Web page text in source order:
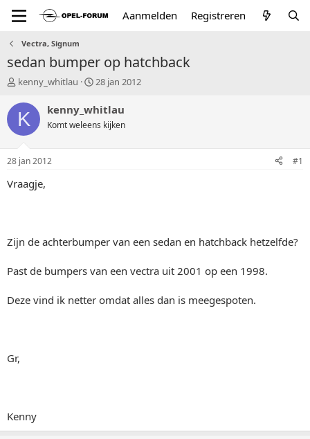
Aanmelden Registreren
Vectra, Signum
sedan bumper op hatchback
T
p
t
a
r
kenny_whitlau
S
a
t
28 jan 2012
K kenny_whitlau
Komt weleens kijken
28 jan 2012 #1
Vraagje,
Zijn de achterbumper van een sedan en hatchback hetzelfde?
Past de bumpers van een vectra uit 2001 op een 1998.
Deze vind ik netter omdat alles dan is meegespoten.
Gr,
Kenny